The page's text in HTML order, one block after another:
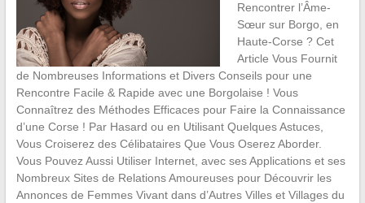
Rencontrer l’Âme-
Sœur sur Borgo, en
Haute-Corse ? Cet
Article Vous Fournit
de Nombreuses Informations et Divers Conseils pour une
Rencontre Facile & Rapide avec une Borgolaise ! Vous
Connaîtrez des Méthodes Efficaces pour Faire la Connaissance
d’une Corse ! Par Hasard ou en Utilisant Quelques Astuces,
Vous Croiserez des Célibataires Que Vous Oserez Aborder.
Vous Pouvez Aussi Utiliser Internet, avec ses Applications et ses
Nombreux Sites de Relations Amoureuses pour Découvrir les
Annonces de Femmes Vivant dans d’Autres Villes et Villages du